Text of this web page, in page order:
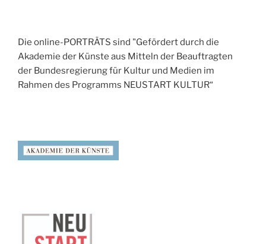
Die online-PORTRÄTS sind "Gefördert durch die
Akademie der Künste aus Mitteln der Beauftragten
der Bundesregierung für Kultur und Medien im
Rahmen des Programms NEUSTART KULTUR“